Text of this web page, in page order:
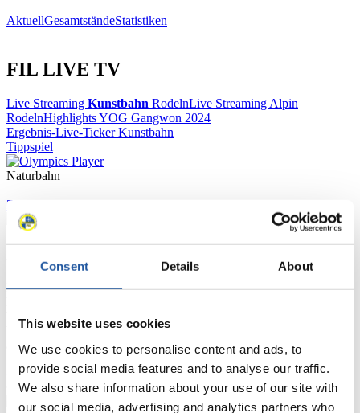
Consent Details About
This website uses cookies
We use cookies to personalise content and ads, to
provide social media features and to analyse our traffic.
We also share information about your use of our site with
our social media, advertising and analytics partners who
AktuellGesamtständeStatistiken
FIL LIVE TV
Live Streaming Kunstbahn RodelnLive Streaming Alpin
RodelnHighlights YOG Gangwon 2024
Ergebnis-Live-Ticker Kunstbahn
Tippspiel
Naturbahn
Zielgruppen Anzeigen
Hier finden Sie Informationen für Presse- und Medienvertreter. Sie
Wettkämpfen. Außerdem können Sie Ihre Medienakkreditierung
beantragen, die Grundregeln des Rennrodelsports einsehen und
allgemeine Neuigkeiten einholen.
>> Weiter